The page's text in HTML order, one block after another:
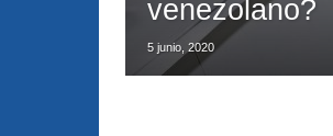
venezolano?
5 junio, 2020